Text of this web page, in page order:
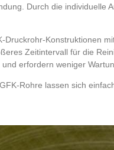
Durch die individuelle
Konstruktionen
Zeitintervall für die
erfordern weniger
Rohre lassen sich